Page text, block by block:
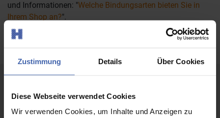
Zustimmung Details Über Cookies
Diese Webseite verwendet Cookies
Wir verwenden Cookies, um Inhalte und Anzeigen zu
und Informationen: "Welche Bindungsarten bieten Sie in
Ihrem Shop an?".